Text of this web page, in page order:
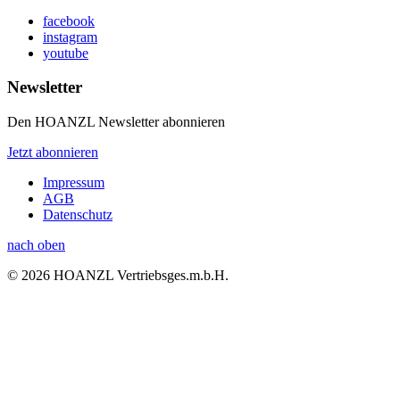
facebook
instagram
youtube
Newsletter
Den HOANZL Newsletter abonnieren
Jetzt abonnieren
Impressum
AGB
Datenschutz
nach oben
© 2026 HOANZL Vertriebsges.m.b.H.